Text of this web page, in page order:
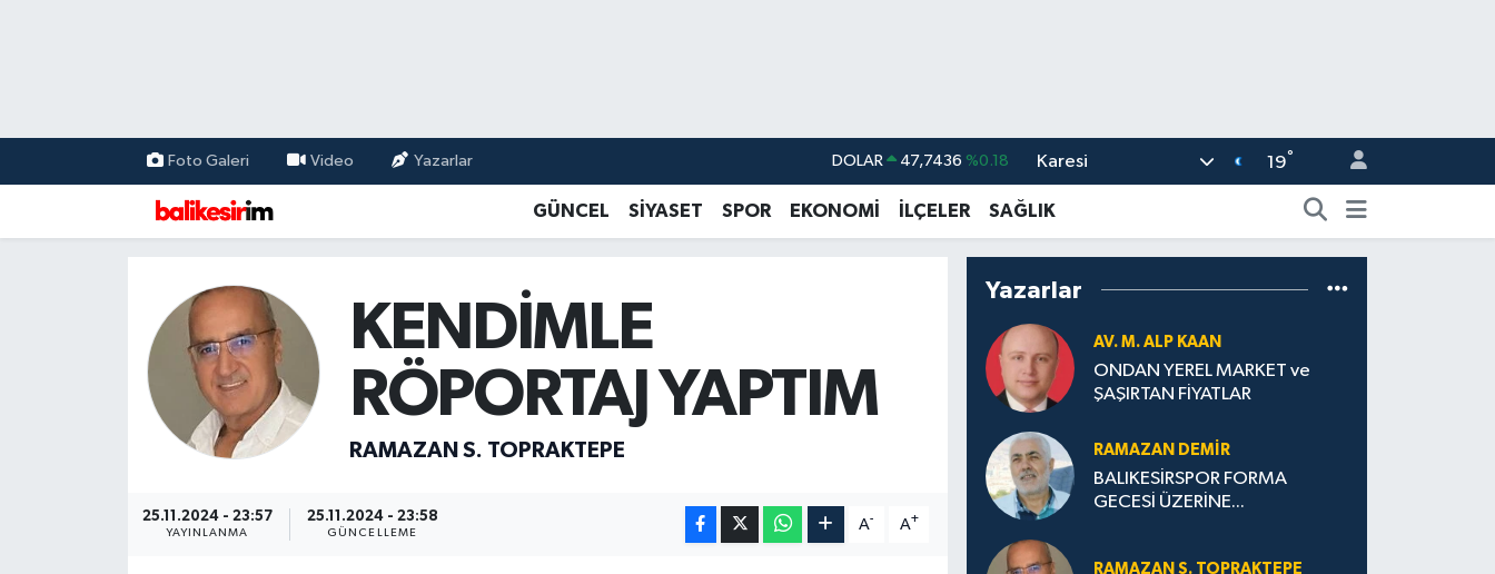
Foto Galeri Video Yazarlar DOLAR 47,7436 %0.18
EURO 55,2510 %0.32
STERLİN 64,4811 %0.38
%0.03
%0.87
Karesi 19°
GÜNCEL SİYASET SPOR EKONOMİ İLÇELER SAĞLIK
KENDİMLE
RÖPORTAJ YAPTIM
RAMAZAN S. TOPRAKTEPE
25.11.2024 - 23:57
YAYINLANMA
25.11.2024 - 23:58
GÜNCELLEME
A- A+
Yazarlar
AV. M. ALP KAAN
ONDAN YEREL MARKET ve
ŞAŞIRTAN FİYATLAR
RAMAZAN DEMİR
BALIKESİRSPOR FORMA
GECESİ ÜZERİNE...
RAMAZAN S. TOPRAKTEPE